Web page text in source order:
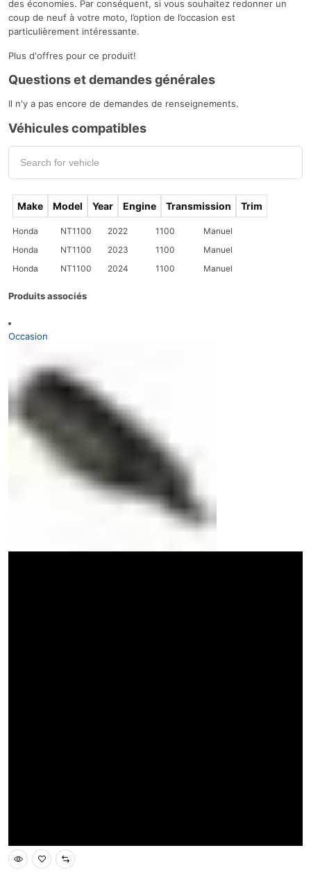
des économies. Par conséquent, si vous souhaitez redonner un
coup de neuf à votre moto, l’option de l’occasion est
particulièrement intéressante.
Plus d'offres pour ce produit!
Questions et demandes générales
Il n'y a pas encore de demandes de renseignements.
Véhicules compatibles
Make Model Year Engine Transmission Trim
Honda NT1100 2022 1100
Manuel
Honda
NT1100 2023 1100
Manuel
Honda
NT1100 2024 1100 Manuel
Produits associés
Occasion